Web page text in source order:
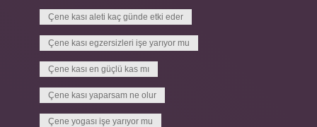
Çene kası aleti kaç günde etki eder
Çene kası egzersizleri işe yarıyor mu
Çene kası en güçlü kas mı
Çene kası yaparsam ne olur
Çene yogası işe yarıyor mu